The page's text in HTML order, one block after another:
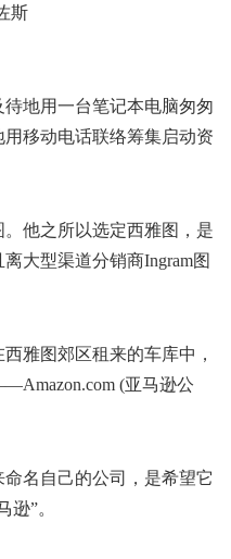
地用一台笔记本电脑匆匆
移动电话联络筹集启动资
他之所以选定西雅图，是
大型渠道分销商Ingram图
雅图郊区租来的车库中，
(亚马逊公
名自己的公司，是希望它
”。